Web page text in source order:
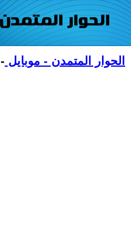
الحوار المتمدن - موبايل -